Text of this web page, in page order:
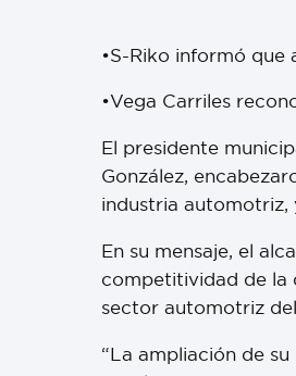
•S-Riko informó que
•Vega Carriles
El presidente
González,
industria automotriz,
En su mensaje, el
competitividad de la
sector automotriz
“La ampliación de